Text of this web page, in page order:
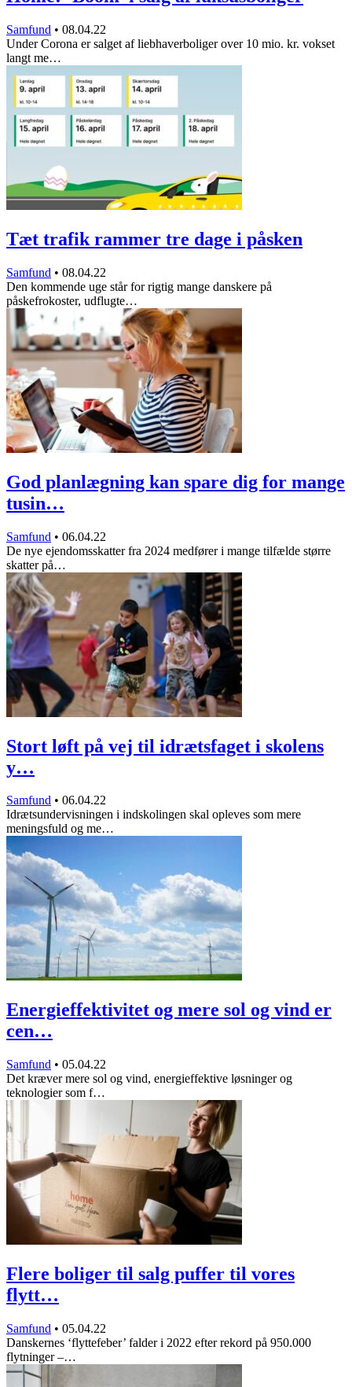
Samfund • 08.04.22
Under Corona er salget af liebhaverboliger over 10 mio. kr. vokset
langt me…
Tæt trafik rammer tre dage i påsken
Samfund • 08.04.22
Den kommende uge står for rigtig mange danskere på
påskefrokoster, udflugte…
God planlægning kan spare dig for mange
tusin…
Samfund • 06.04.22
De nye ejendomsskatter fra 2024 medfører i mange tilfælde større
skatter på…
Stort løft på vej til idrætsfaget i skolens
y…
Samfund • 06.04.22
Idrætsundervisningen i indskolingen skal opleves som mere
meningsfuld og me…
Energieffektivitet og mere sol og vind er
cen…
Samfund • 05.04.22
Det kræver mere sol og vind, energieffektive løsninger og
teknologier som f…
Flere boliger til salg puffer til vores
flytt…
Samfund • 05.04.22
Danskernes ‘flyttefeber’ falder i 2022 efter rekord på 950.000
flytninger –…